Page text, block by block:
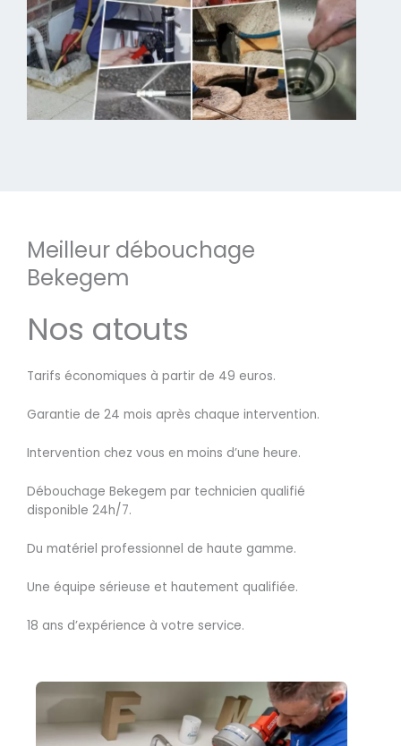
Meilleur débouchage
Bekegem
Nos atouts
Tarifs économiques à partir de 49 euros.
Garantie de 24 mois après chaque intervention.
Intervention chez vous en moins d’une heure.
Débouchage Bekegem par technicien qualifié
disponible 24h/7.
Du matériel professionnel de haute gamme.
Une équipe sérieuse et hautement qualifiée.
18 ans d’expérience à votre service.